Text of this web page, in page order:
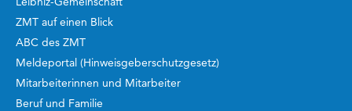
ZMT auf einen Blick
ABC des ZMT
Meldeportal (Hinweisgeberschutzgesetz)
Mitarbeiterinnen und Mitarbeiter
Beruf und Familie